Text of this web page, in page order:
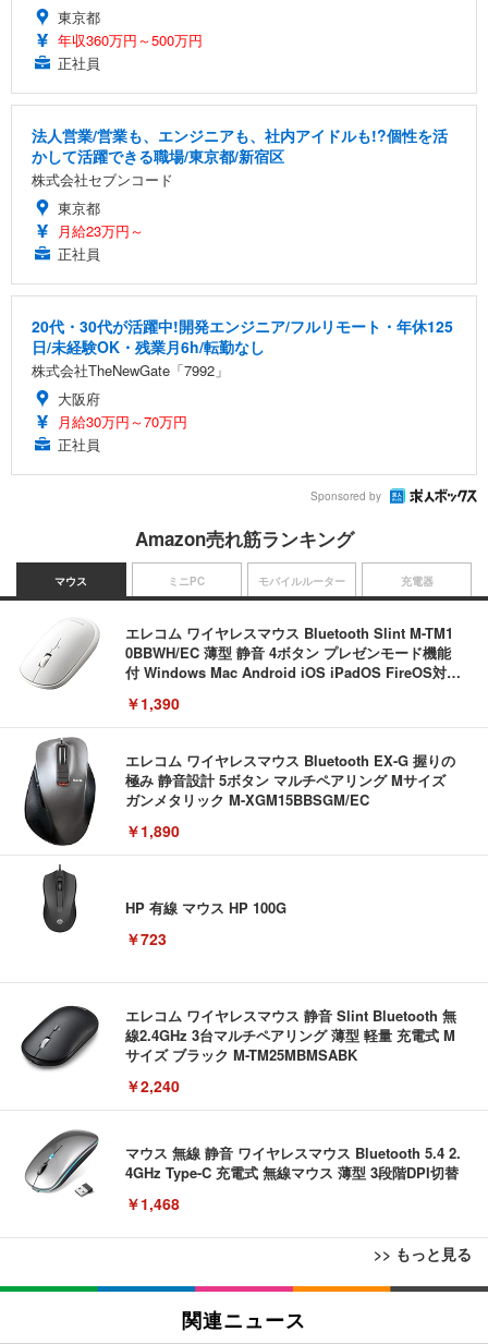
東京都
年収360万円～500万円
正社員
法人営業/営業も、エンジニアも、社内アイドルも!?個性を活
かして活躍できる職場/東京都/新宿区
株式会社セブンコード
東京都
月給23万円～
正社員
20代・30代が活躍中!開発エンジニア/フルリモート・年休125
日/未経験OK・残業月6h/転勤なし
株式会社TheNewGate「7992」
大阪府
月給30万円～70万円
正社員
Sponsored by
Amazon売れ筋ランキング
マウス
エレコム ワイヤレスマウス Bluetooth Slint M-TM1
0BBWH/EC 薄型 静音 4ボタン プレゼンモード機能
付 Windows Mac Android iOS iPadOS FireOS対応
￥1,390
エレコム ワイヤレスマウス Bluetooth EX-G 握りの
極み 静音設計 5ボタン マルチペアリング Mサイズ
ガンメタリック M-XGM15BBSGM/EC
￥1,890
HP 有線 マウス HP 100G
￥723
エレコム ワイヤレスマウス 静音 Slint Bluetooth 無
線2.4GHz 3台マルチペアリング 薄型 軽量 充電式 M
サイズ ブラック M-TM25MBMSABK
￥2,240
マウス 無線 静音 ワイヤレスマウス Bluetooth 5.4 2.
4GHz Type-C 充電式 無線マウス 薄型 3段階DPI切替
￥1,468
>> もっと見る
ミニPC
【ミニPC 最強 ゲーミング PC】GMKtec NucBox K
8 PlusミニPCゲーミング AMD R7 8845HS搭載 【R
9 7940HS/8745HS/H255より上位】Radeon 780M | 1
モバイルルーター
【リチャージWiFi】バッテリーレス 日本100GB+世
界3GB 365日 ポケット WiFi ギガ付 海外利用可能
【TD12-100GB/365日】
充電器
エレコム 充電器 Type-C USB-C 20W USB PD対応
ケーブル一体型 1.5m PSE認証品 GaN採用 折りたた
み式プラグ しろちゃん 【 iPhone16 15 等対応】 E
関連ニュース